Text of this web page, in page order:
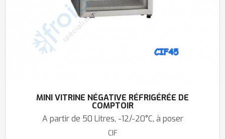
MINI VITRINE NÉGATIVE RÉFRIGÉRÉE DE
COMPTOIR
A partir de 50 Litres, -12/-20°C, à poser
CIF